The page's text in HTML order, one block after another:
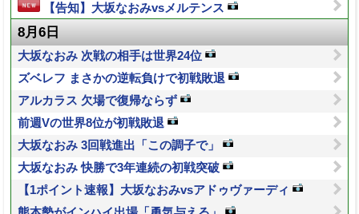
【告知】大坂なおみvsメルテンス
8月6日
大坂なおみ 次戦の相手は世界24位
ズベレフ まさかの逆転負けで初戦敗退
アルカラス 欠場で復帰ならず
前週Vの世界8位が初戦敗退
大坂なおみ 3回戦進出「この調子で」
大坂なおみ 快勝で3年連続の初戦突破
【1ポイント速報】大坂なおみvsアドゥヴァーディ